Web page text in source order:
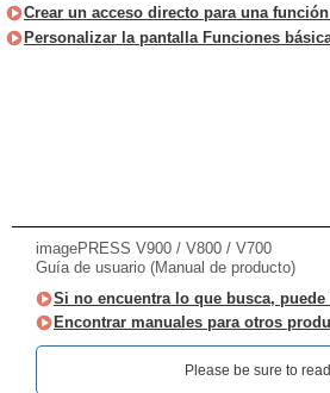
Crear un acceso directo para una
Personalizar la pantalla Funciones
imagePRESS V900 / V800 / V700
Guía de usuario (Manual de producto)
Si no encuentra lo que busca, puede
Encontrar manuales para otros
Please be sure to